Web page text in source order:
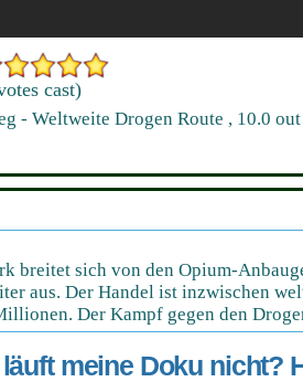
cast)
- Weltweite Drogen Route , 10.0
breitet sich von den Opium-
aus. Der Handel ist inzwischen
Der Kampf gegen den
meine Doku nicht?